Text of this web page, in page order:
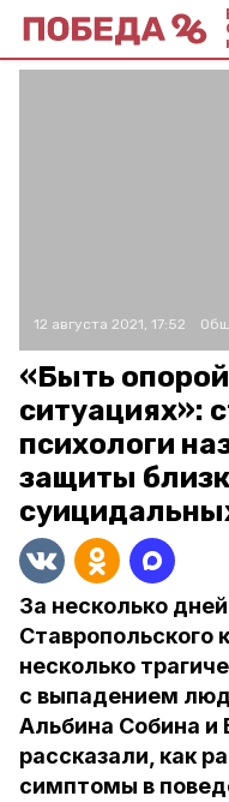
12 августа 2021, 17:52
«Быть
ситуациях»:
психологи
защиты
За несколько
Ставропольского
несколько
с выпадением
Альбина Собина
рассказали, как
симптомы в